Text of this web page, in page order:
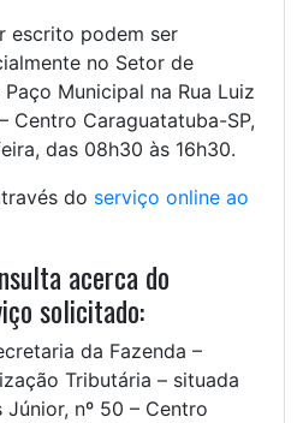
escrito podem ser
no Setor de
Municipal na Rua Luiz
Centro Caraguatatuba-SP,
das 08h30 às 16h30.
do serviço online ao
acerca do
solicitado:
da Fazenda –
Tributária – situada
Júnior, nº 50 – Centro